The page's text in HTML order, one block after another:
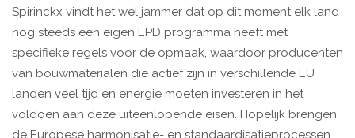
Spirinckx vindt het wel jammer dat op dit moment elk land
nog steeds een eigen EPD programma heeft met
specifieke regels voor de opmaak, waardoor producenten
van bouwmaterialen die actief zijn in verschillende EU
landen veel tijd en energie moeten investeren in het
voldoen aan deze uiteenlopende eisen. Hopelijk brengen
de Europese harmonisatie- en standaardisatieprocessen